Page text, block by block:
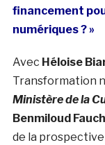
financement
numériques ? »
Avec Héloise
Transformation
Ministère de la
Benmiloud
de la